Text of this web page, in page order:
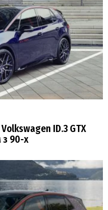
ID.3 GTX
з 90-х